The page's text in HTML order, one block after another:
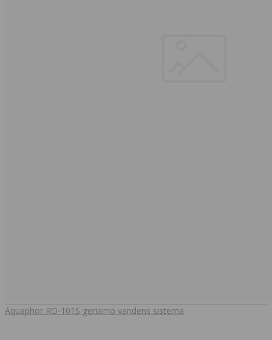
Aquaphor RO-101S geriamo vandens sistema